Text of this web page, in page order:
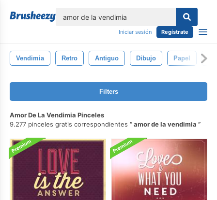
Iniciar sesión Regístrate
Vendimia Retro Antiguo Dibujo Papel
Filters
Amor De La Vendimia Pinceles
9.277 pinceles gratis correspondientes
amor de la vendimia